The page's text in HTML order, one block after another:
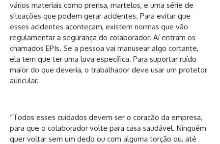
vários materiais como prensa, martelos, e uma série de
situações que podem gerar acidentes. Para evitar que
esses acidentes aconteçam, existem normas que vão
regulamentar a segurança do colaborador. Aí entram os
chamados EPIs. Se a pessoa vai manusear algo cortante,
ela tem que ter uma luva específica. Para suportar ruído
maior do que deveria, o trabalhador deve usar um protetor
auricular.
“Todos esses cuidados devem ser o coração da empresa,
para que o colaborador volte para casa saudável. Ninguém
quer voltar sem um dedo ou com alguma torção ou, até